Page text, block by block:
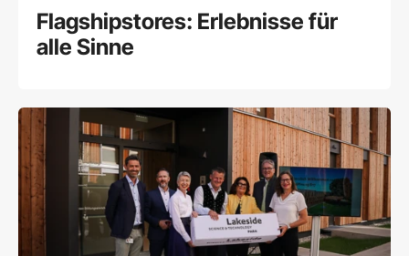
Flagshipstores: Erlebnisse für
alle Sinne